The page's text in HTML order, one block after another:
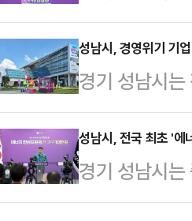
지역은 상습
무화된 가운
체 지원하고
자(14개 직종
미만 영세사
429억원을 증
일 밝혔다.이
98%인 420억
부의 소득 하
복해서 받을
로 다음 달 초
다.시는 소…
성남시, 경영위기 기
경기 성남시
기한을 최대 3
를 지원한다
30일까지 완
화로 어려움
성남시, 전국 최초 '
경기 성남시
정을 지원하